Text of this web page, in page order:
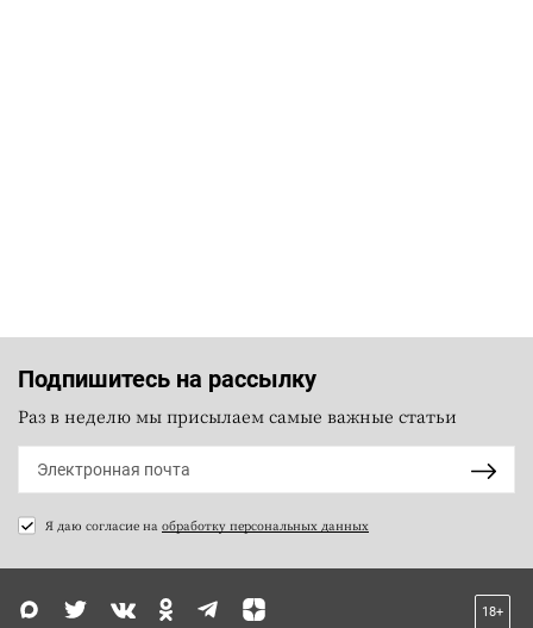
Подпишитесь на рассылку
Раз в неделю мы присылаем самые важные статьи
Я даю согласие на обработку персональных данных
18+